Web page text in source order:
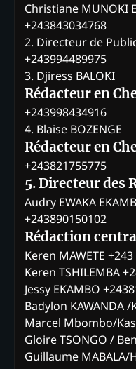
Christiane MUNOKI
+243843034768
2. Directeur de
+243994489975
3. Djiress BALOKI
Rédacteur en
+243998434916
4. Blaise BOZENGE
Rédacteur en
+243821755775
5. Directeur des
Audry EWAKA
+243890150102
Rédaction
Keren MAWETE
Keren TSHILEMBA
Jessy EKAMBO
Badylon KAWANDA
Marcel Mbombo/
Gloire TSONGO /
Guillaume MABALA/